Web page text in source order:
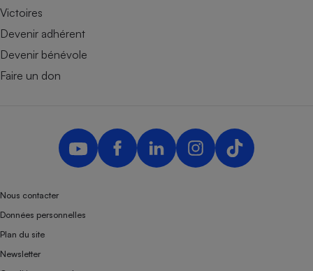
Victoires
Devenir adhérent
Devenir bénévole
Faire un don
Nous contacter
Données personnelles
Plan du site
Newsletter